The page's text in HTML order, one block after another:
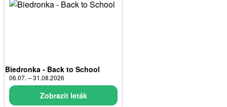
Biedronka - Back to School
06.07. – 31.08.2026
Zobrazit leták